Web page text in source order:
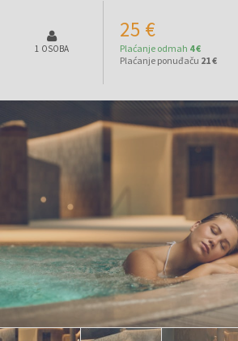
1 OSOBA
25 €
Plaćanje odmah 4 €
Plaćanje ponuđaču 21 €